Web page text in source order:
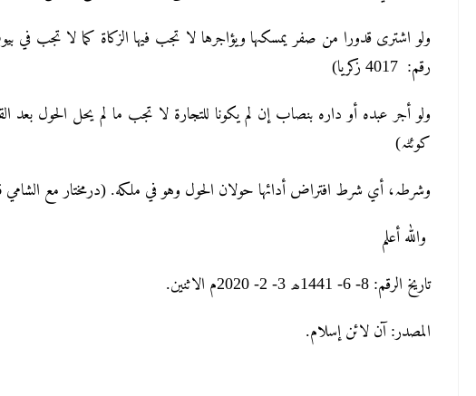
رقم: 4017 زکریا)
کوئٹہ)
وشرطہ، أي شرط افتراض أدائہا حولان الحول وہو في ملکه. (درمختار مع الشامي 3/186).
والله أعلم
تاريخ الرقم: 8- 6- 1441ھ 3- 2- 2020م الاثنین.
المصدر: آن لائن إسلام.